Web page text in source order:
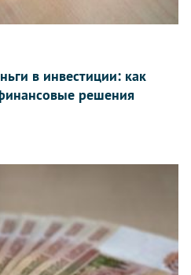
в инвестиции: как
решения